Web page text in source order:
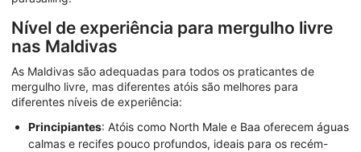
Nível de experiência para mergulho livre
nas Maldivas
As Maldivas são adequadas para todos os praticantes de
mergulho livre, mas diferentes atóis são melhores para
diferentes níveis de experiência:
Principiantes: Atóis como North Male e Baa oferecem águas
calmas e recifes pouco profundos, ideais para os recém-